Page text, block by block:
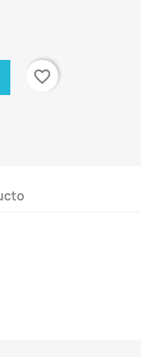
favorite_border